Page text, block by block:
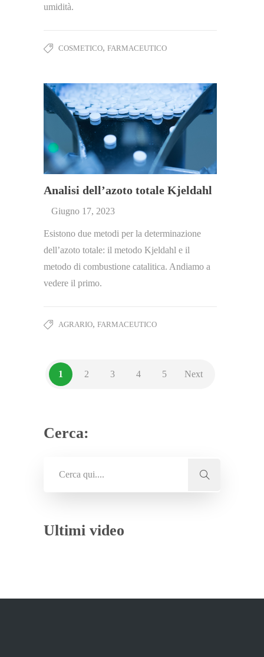
umidità.
COSMETICO, FARMACEUTICO
Analisi dell’azoto totale Kjeldahl
Giugno 17, 2023
Esistono due metodi per la determinazione
dell’azoto totale: il metodo Kjeldahl e il
metodo di combustione catalitica. Andiamo a
vedere il primo.
AGRARIO, FARMACEUTICO
1 2 3 4 5 Next
Cerca:
Ultimi video